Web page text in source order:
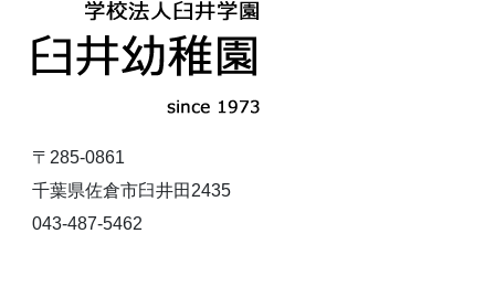
〒285-0861
千葉県佐倉市臼井田2435
043-487-5462